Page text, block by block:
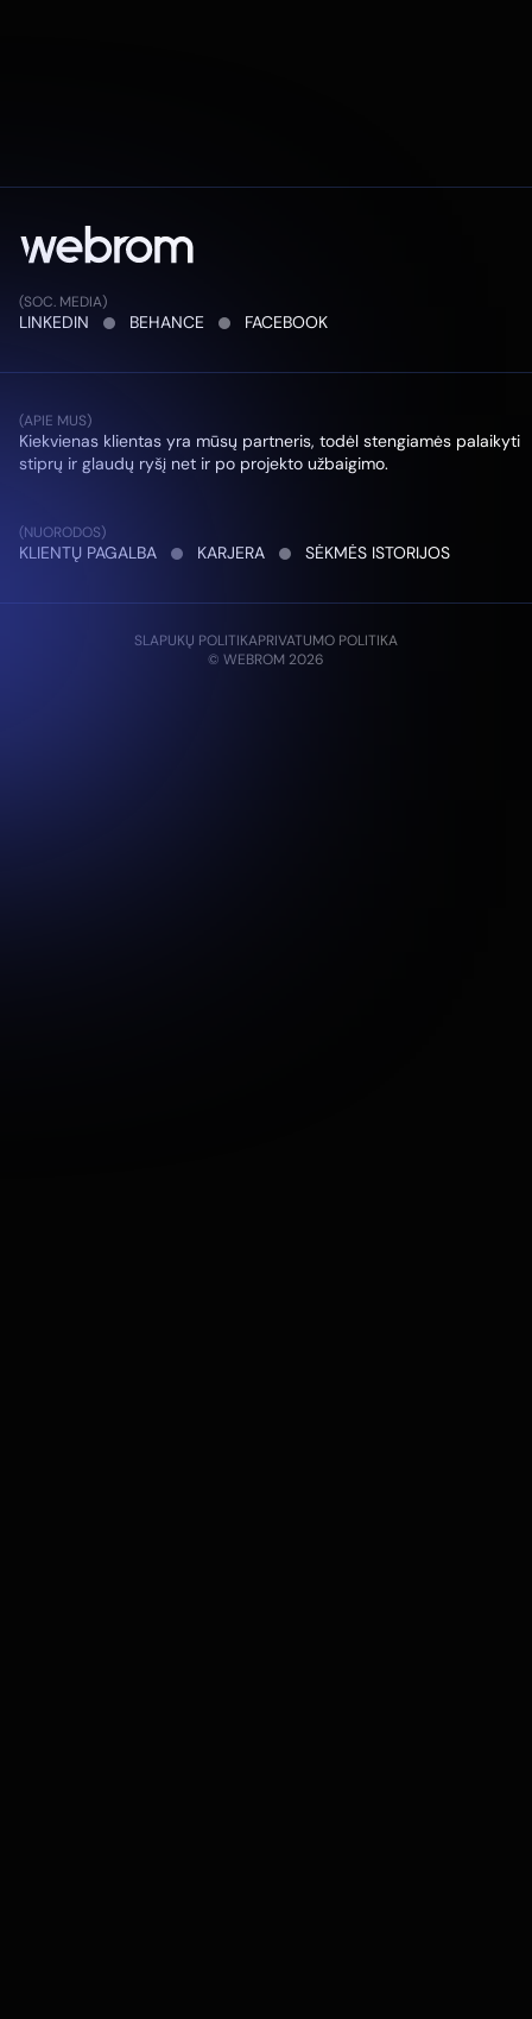
(SOC. MEDIA)
LINKEDIN BEHANCE FACEBOOK
(APIE MUS)
Kiekvienas klientas yra mūsų partneris, todėl stengiamės palaikyti
stiprų ir glaudų ryšį net ir po projekto užbaigimo.
(NUORODOS)
KLIENTŲ PAGALBA KARJERA SĖKMĖS ISTORIJOS
© WEBROM 2026
SLAPUKŲ POLITIKAPRIVATUMO POLITIKA